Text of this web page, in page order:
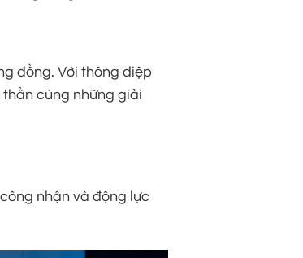
đồng. Với thông điệp
thần cùng những giải
nhận và động lực